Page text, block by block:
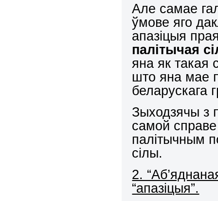
Але самае
ўмове яго
апазіцыя
палітычая
яна як такая
што яна мае
беларускага
Зыходзячы з
самой справе
палітычным
сілы.
2.
“апазіцыя”.